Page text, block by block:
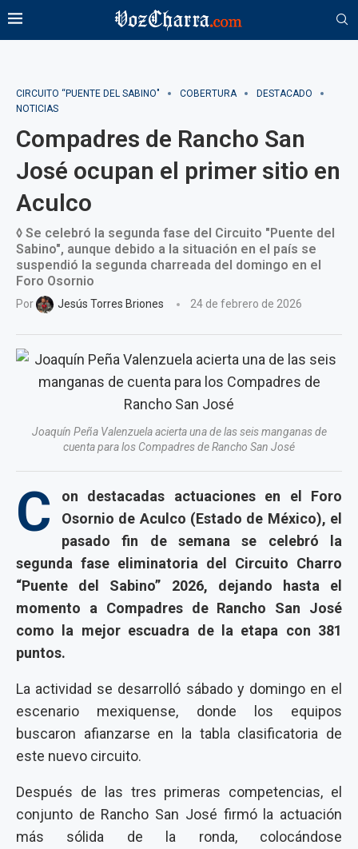
CIRCUITO “PUENTE DEL SABINO" COBERTURA
DESTACADO
NOTICIAS
Compadres de Rancho San
José ocupan el primer sitio en
Aculco
◊ Se celebró la segunda fase del Circuito "Puente del
Sabino", aunque debido a la situación en el país se
suspendió la segunda charreada del domingo en el
Foro Osornio
Por Jesús Torres Briones 24 de febrero de 2026
Joaquín Peña Valenzuela acierta una de las seis manganas de
cuenta para los Compadres de Rancho San José
C
on destacadas actuaciones en el Foro
Osornio de Aculco (Estado de México), el
pasado fin de semana se celebró la
segunda fase eliminatoria del Circuito Charro
“Puente del Sabino” 2026, dejando hasta el
momento a Compadres de Rancho San José
como la mejor escuadra de la etapa con 381
puntos.
La actividad se desarrolló sábado y domingo en el
escenario mexiquense, donde los equipos
buscaron afianzarse en la tabla clasificatoria de
este nuevo circuito.
Después de las tres primeras competencias, el
conjunto de Rancho San José firmó la actuación
más sólida de la ronda, colocándose